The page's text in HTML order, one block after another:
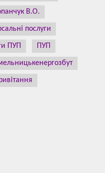
В.О.
послуги
ПУП ПУП